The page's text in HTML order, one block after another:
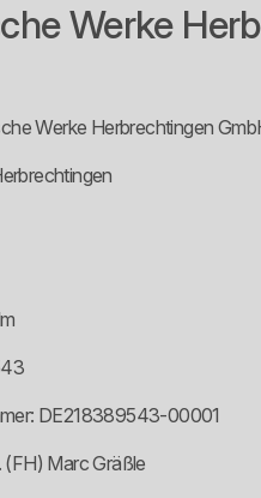
Werke
Werke Herbrechtingen
DE218389543-00001
Marc Gräßle